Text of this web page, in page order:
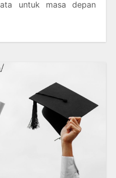
untuk masa depan